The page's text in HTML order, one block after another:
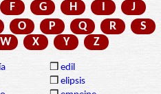
F G H I
J
O P Q R
S
W X Y Z
❒ edil
❒ elipsis